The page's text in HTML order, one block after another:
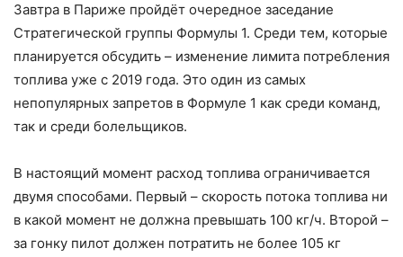
Завтра в Париже пройдёт очередное заседание
Стратегической группы Формулы 1. Среди тем, которые
планируется обсудить – изменение лимита потребления
топлива уже с 2019 года. Это один из самых
непопулярных запретов в Формуле 1 как среди команд,
так и среди болельщиков.
В настоящий момент расход топлива ограничивается
двумя способами. Первый – скорость потока топлива ни
в какой момент не должна превышать 100 кг/ч. Второй –
за гонку пилот должен потратить не более 105 кг